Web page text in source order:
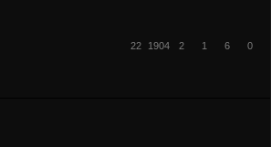
22 1904 2 1 6 0